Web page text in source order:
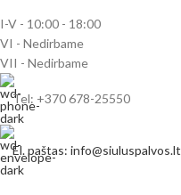
I-V - 10:00 - 18:00
VI - Nedirbame
VII - Nedirbame
Tel: +370 678-25550
El. paštas: info@siuluspalvos.lt